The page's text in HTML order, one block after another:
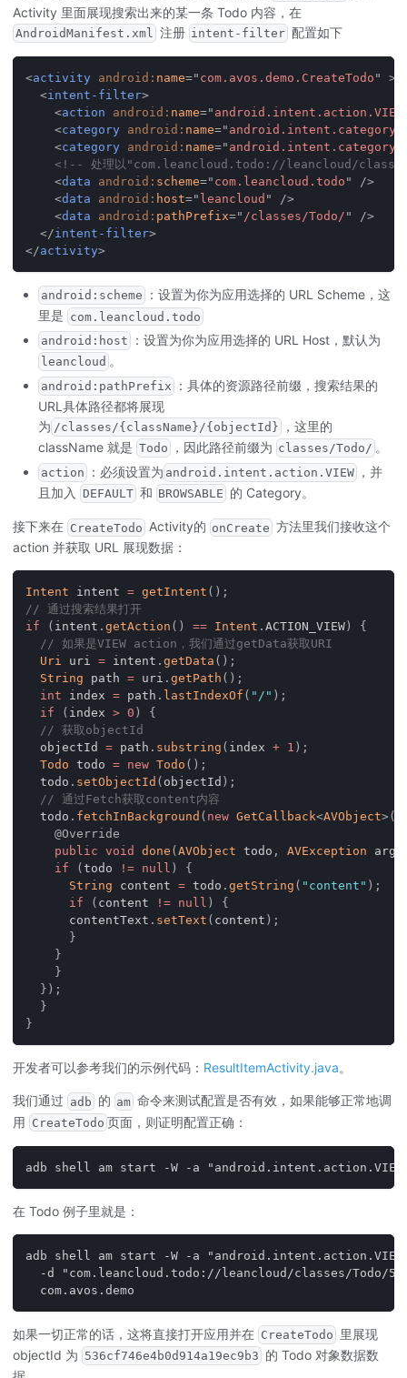
Activity 里面展现搜索出来的某一条 Todo 内容，在
AndroidManifest.xml 注册 intent-filter 配置如下
<activity android: name=" com.avos.demo.CreateTodo "
>
<intent-filter>
<action android: name=" android.intent.action.VIEW
<category android: name="
<category android: name="
<!-- 处理以"com.leancloud.todo://leancloud/
<data android: scheme=" com.leancloud.todo "
/>
<data android: host=" leancloud "
/>
<data android: pathPrefix=" /classes/Todo/ "
/>
</intent-filter>
</activity>
android:scheme
：设置为你为应用选择的 URL Scheme，这
里是 com.leancloud.todo
android:host
：设置为你为应用选择的 URL Host，默认为
leancloud 。
android:pathPrefix
：具体的资源路径前缀，搜索结果的
URL具体路径都将展现
为 /classes/{className}/{objectId}
，这里的
className 就是 Todo ，因此路径前缀为 classes/Todo/ 。
action ：必须设置为 android.intent.action.VIEW ，并
且加入
DEFAULT 和 BROWSABLE 的 Category。
接下来在 CreateTodo Activity的 onCreate 方法里我们接收这个
action 并获取 URL 展现数据：
Intent intent = getIntent ( ) ;
// 通过搜索结果打开
if
( intent . getAction ( ) == Intent . ACTION_VIEW )
{
// 如果是VIEW action，我们通过getData获取URI
Uri uri = intent . getData ( ) ;
String path = uri . getPath ( ) ;
int index = path . lastIndexOf ( "/" ) ;
if
( index > 0 )
{
// 获取objectId
  objectId
= path . substring ( index + 1 ) ;
Todo todo = new Todo ( ) ;
  todo
. setObjectId ( objectId ) ;
// 通过Fetch获取content内容
  todo
. fetchInBackground ( new GetCallback<AVObject> (
@Override
public void done ( AVObject todo , AVException arg1
if
( todo != null )
{
String content = todo . getString ( "content" ) ;
if
( content != null )
{
      contentText
. setText ( content ) ;
}
}
}
} ) ;
}
}
开发者可以参考我们的示例代码： ResultItemActivity.java。
我们通过 adb 的 am 命令来测试配置是否有效，如果能够正常地调
用 CreateTodo 页面，则证明配置正确：
adb shell am start -W -a "android.intent.action.VIEW"
在 Todo 例子里就是：
adb shell am start -W -a
-d "com.leancloud.todo://leancloud/classes/Todo/
  com.avos.demo
如果一切正常的话，这将直接打开应用并在 CreateTodo 里展现
objectId 为 536cf746e4b0d914a19ec9b3 的 Todo 对象数据数